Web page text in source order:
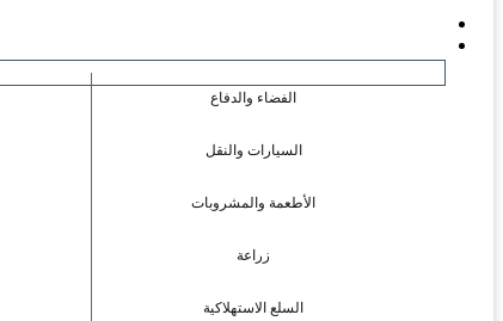
الفضاء والدفاع
السيارات والنقل
الأطعمة والمشروبات
زراعة
السلع الاستهلاكية